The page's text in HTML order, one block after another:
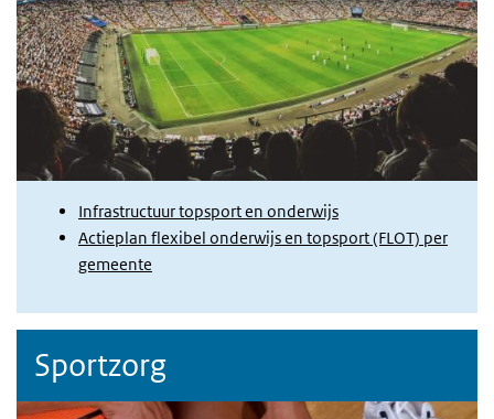
Infrastructuur topsport en onderwijs
Actieplan flexibel onderwijs en topsport (FLOT) per
gemeente
Sportzorg